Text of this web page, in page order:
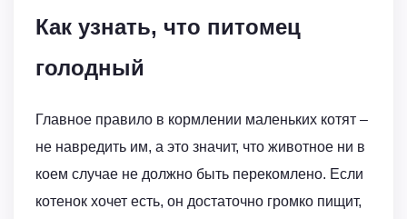
Как узнать, что питомец
голодный
Главное правило в кормлении маленьких котят –
не навредить им, а это значит, что животное ни в
коем случае не должно быть перекомлено. Если
котенок хочет есть, он достаточно громко пищит,